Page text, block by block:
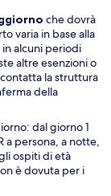
che dovrà
varia in base alla
alcuni periodi
altre esenzioni o
la struttura
della
dal giorno 1
a persona, a notte,
ospiti di età
è dovuta per i